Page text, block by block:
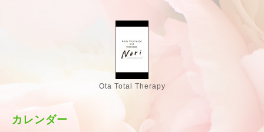
Ota Total Therapy
カレンダー